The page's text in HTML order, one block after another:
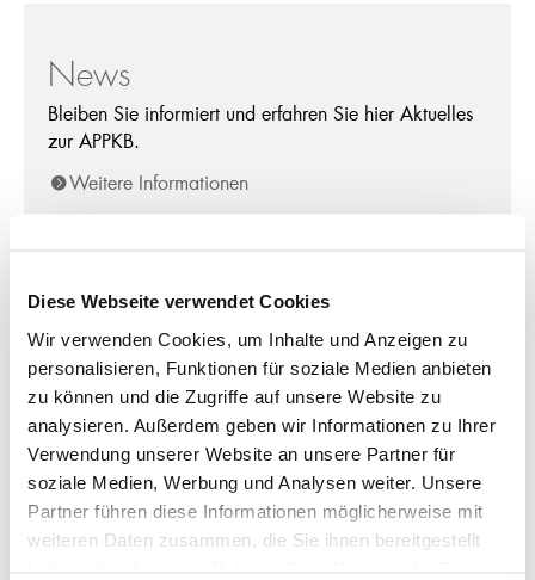
Diese Webseite verwendet Cookies
Wir verwenden Cookies, um Inhalte und Anzeigen zu
personalisieren, Funktionen für soziale Medien anbieten
zu können und die Zugriffe auf unsere Website zu
analysieren. Außerdem geben wir Informationen zu Ihrer
Verwendung unserer Website an unsere Partner für
soziale Medien, Werbung und Analysen weiter. Unsere
Partner führen diese Informationen möglicherweise mit
weiteren Daten zusammen, die Sie ihnen bereitgestellt
News
Bleiben Sie informiert und erfahren Sie hier Aktuelles
zur APPKB.
Weitere Informationen
Medien
Hier finden Sie Medienmitteilungen, Daten von
Medienveranstaltungen und Informationen für
Journalisten.
Weitere Informationen